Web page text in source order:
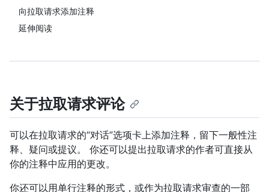
向拉取请求添加注释
延伸阅读
关于拉取请求评论
可以在拉取请求的“对话”选项卡上添加注释，留下一般性注
释、疑问或提议。 你还可以提出拉取请求的作者可直接从
你的注释中应用的更改。
你还可以用单行注释的形式，或作为拉取请求审查的一部